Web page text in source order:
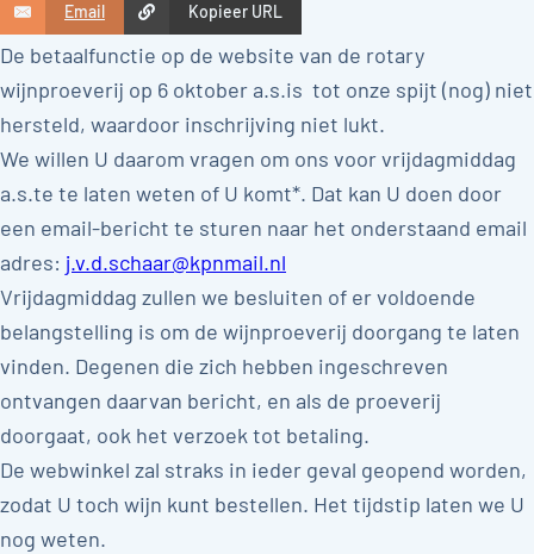
Email Kopieer URL
De betaalfunctie op de website van de rotary
wijnproeverij op 6 oktober a.s.is tot onze spijt (nog) niet
hersteld, waardoor inschrijving niet lukt.
We willen U daarom vragen om ons voor vrijdagmiddag
a.s.te te laten weten of U komt*. Dat kan U doen door
een email-bericht te sturen naar het onderstaand email
adres: j.v.d.schaar@kpnmail.nl
Vrijdagmiddag zullen we besluiten of er voldoende
belangstelling is om de wijnproeverij doorgang te laten
vinden. Degenen die zich hebben ingeschreven
ontvangen daarvan bericht, en als de proeverij
doorgaat, ook het verzoek tot betaling.
De webwinkel zal straks in ieder geval geopend worden,
zodat U toch wijn kunt bestellen. Het tijdstip laten we U
nog weten.